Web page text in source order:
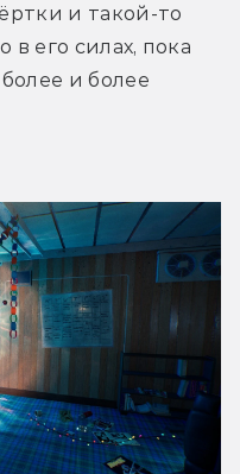
и такой-то
в его силах, пока
и более